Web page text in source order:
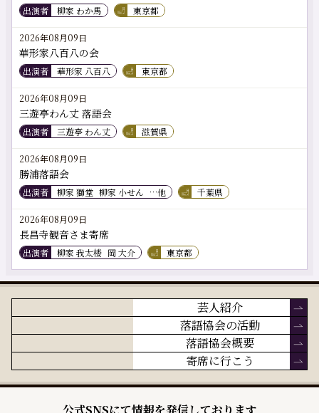
出演者 柳家 わか馬 東京都
2026年08月09日
華形家八百八の会
出演者 華形家 八百八 東京都
2026年08月09日
三遊亭わん丈 落語会
出演者 三遊亭 わん丈 滋賀県
2026年08月09日
勝浦落語会
出演者 柳家 獅堂 柳家 小せん …他 千葉県
2026年08月09日
長昌寺観音さま寄席
出演者 柳家 我太楼 岡 大介 東京都
芸人紹介
落語協会の活動
落語協会概要
寄席に行こう